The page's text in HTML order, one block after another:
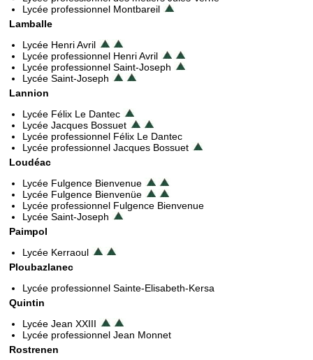
Lycée professionnel Montbareil
Lamballe
Lycée Henri Avril
Lycée professionnel Henri Avril
Lycée professionnel Saint-Joseph
Lycée Saint-Joseph
Lannion
Lycée Félix Le Dantec
Lycée Jacques Bossuet
Lycée professionnel Félix Le Dantec
Lycée professionnel Jacques Bossuet
Loudéac
Lycée Fulgence Bienvenue
Lycée Fulgence Bienvenüe
Lycée professionnel Fulgence Bienvenue
Lycée Saint-Joseph
Paimpol
Lycée Kerraoul
Ploubazlanec
Lycée professionnel Sainte-Elisabeth-Kersa
Quintin
Lycée Jean XXIII
Lycée professionnel Jean Monnet
Rostrenen